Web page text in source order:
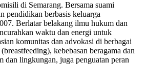
di Semarang. Bersama suami
pendidikan berbasis keluarga
Berlatar belakang ilmu hukum dan
waktu dan energi untuk
komunitas dan advokasi di berbagai
kebebasan beragama dan
dan lingkungan, juga penguatan peran